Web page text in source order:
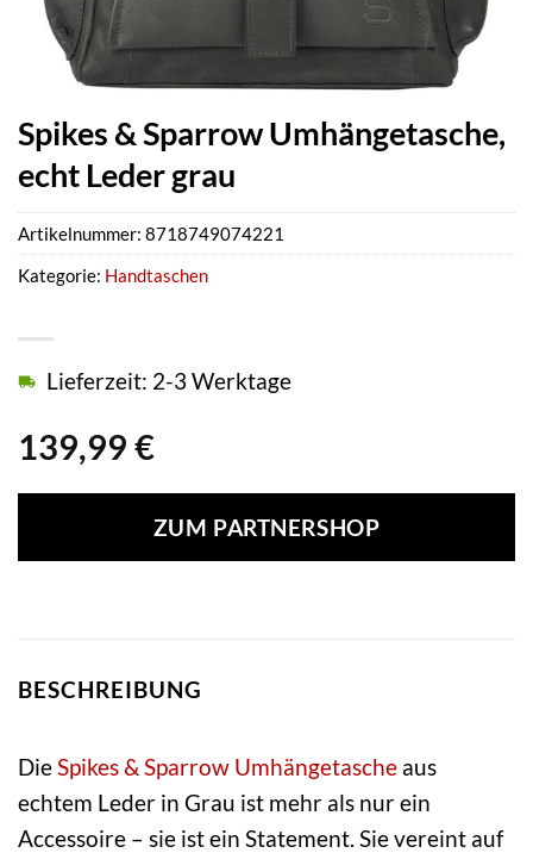
Spikes & Sparrow Umhängetasche,
echt Leder grau
139,99 €
Lieferzeit: 2-3 Werktage
ZUM PARTNERSHOP
Artikelnummer: 8718749074221
Kategorie: Handtaschen
BESCHREIBUNG
DieSpikes & Sparrow Umhängetasche aus
echtem Leder in Grau ist mehr als nur ein
Accessoire – sie ist ein Statement. Sie vereint auf